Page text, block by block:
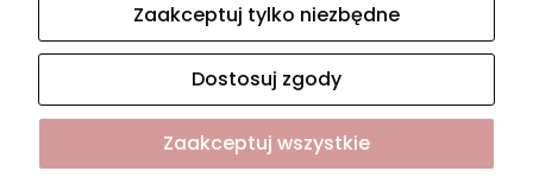
Współpraca
Zaakceptuj tylko niezbędne
Dostosuj zgody
Zaakceptuj wszystkie